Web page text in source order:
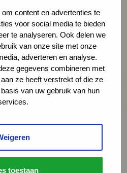
content en advertenties te
voor social media te bieden
te analyseren. Ook delen we
van onze site met onze
adverteren en analyse.
gegevens combineren met
ze heeft verstrekt of die ze
van uw gebruik van hun
toestaan
niet klopt’
volgen we drie
zijn door Integrale
we in gesprek met
en een
van het netwerk.